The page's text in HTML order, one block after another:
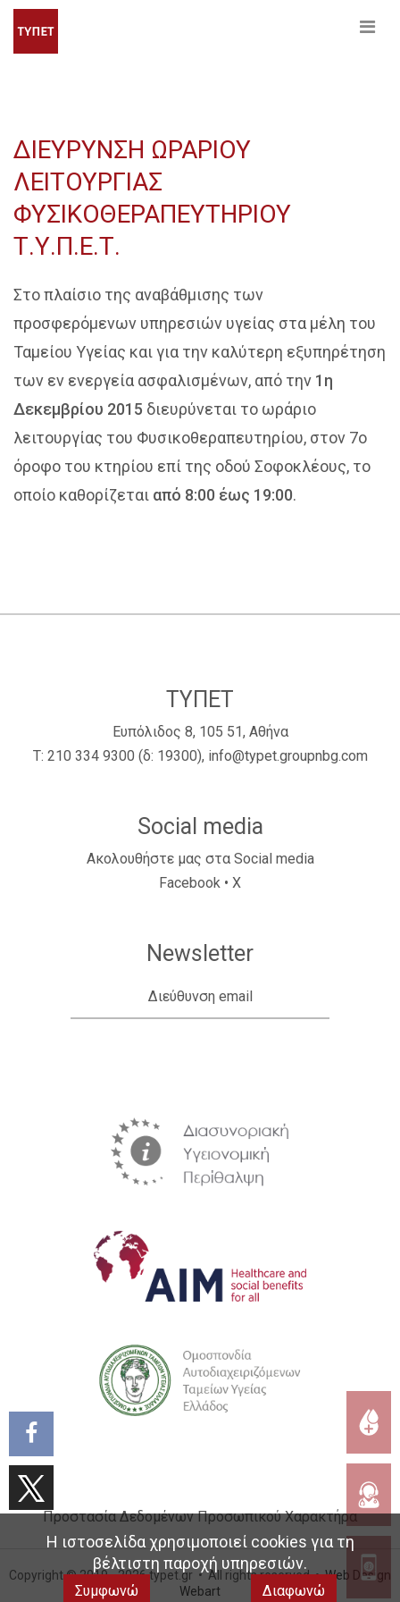
ΔΙΕΥΡΥΝΣΗ ΩΡΑΡΙΟΥ
ΛΕΙΤΟΥΡΓΙΑΣ
ΦΥΣΙΚΟΘΕΡΑΠΕΥΤΗΡΙΟΥ
Τ.Υ.Π.Ε.Τ.
Στο πλαίσιο της αναβάθμισης των
προσφερόμενων υπηρεσιών υγείας στα μέλη του
Ταμείου Υγείας και για την καλύτερη εξυπηρέτηση
των εν ενεργεία ασφαλισμένων, από την 1η
Δεκεμβρίου 2015 διευρύνεται το ωράριο
λειτουργίας του Φυσικοθεραπευτηρίου, στον 7ο
όροφο του κτηρίου επί της οδού Σοφοκλέους, το
οποίο καθορίζεται από 8:00 έως 19:00.
ΤΥΠΕΤ
Ευπόλιδος 8, 105 51, Αθήνα
Τ: 210 334 9300 (δ: 19300), info@typet.groupnbg.com
Social media
Ακολουθήστε μας στα Social media
Facebook • X
Newsletter
Διεύθυνση email
Προστασία Δεδομένων Προσωπικού Χαρακτήρα
Copyright © 2019 - 2026 typet.gr • All rights reserved •Web Design
Webart
Η ιστοσελίδα χρησιμοποιεί cookies για τη
βέλτιστη παροχή υπηρεσιών.
Συμφωνώ Διαφωνώ